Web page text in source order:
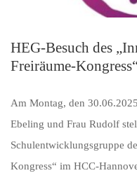
HEG-Besuch des
Freiräume-
Am Montag, den
Ebeling und Frau Rudolf
Schulentwicklungsgruppe
Kongress“ im HCC-